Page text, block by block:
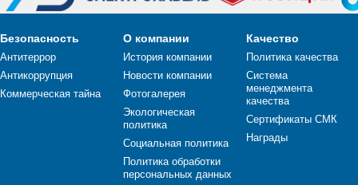
Безопасность
Антитеррор
Антикоррупция
Коммерческая тайна
О компании
История компании
Новости компании
Фотогалерея
Экологическая
политика
Социальная политика
Политика обработки
персональных данных
Качество
Политика качества
Система
менеджмента
качества
Сертификаты СМК
Награды